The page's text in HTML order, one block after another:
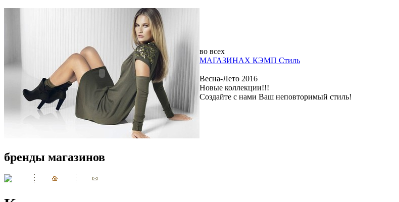
во всех
МАГАЗИНАХ КЭМП Стиль
Весна-Лето 2016
Новые коллекции!!!
Создайте с нами Ваш неповторимый стиль!
бренды магазинов